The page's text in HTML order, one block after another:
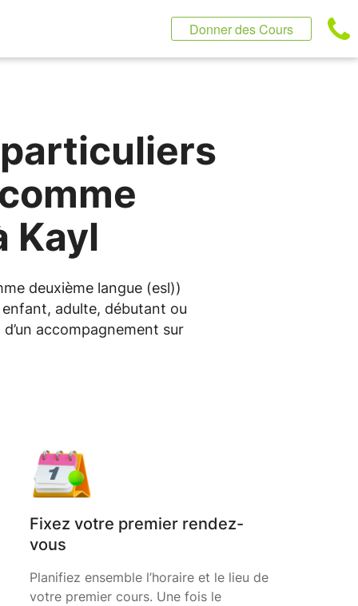
Donner des Cours
Kayl
deuxième langue (esl))
adulte, débutant ou
accompagnement sur
Fixez votre premier rendez-
vous
Planifiez ensemble l’horaire et le lieu de
votre premier cours. Une fois le